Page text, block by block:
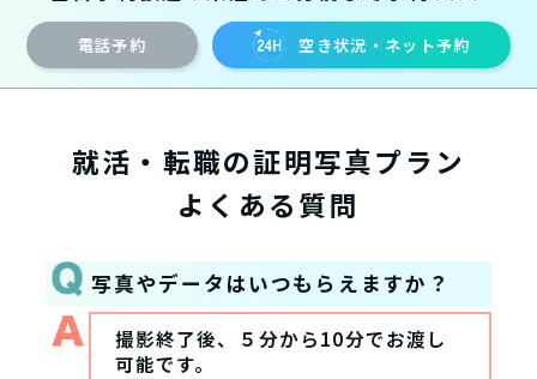
電話予約 空き状況・ネット予約
就活・転職の証明写真プラン
よくある質問
写真やデータはいつもらえますか？
撮影終了後、５分から10分でお渡し
可能です。